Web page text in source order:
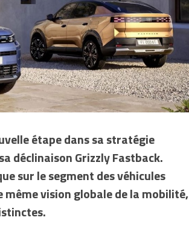
étape dans sa stratégie
déclinaison Grizzly Fastback.
sur le segment des véhicules
même vision globale de la mobilité,